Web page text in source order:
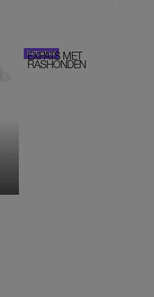
EXPATS MET
RASHONDEN